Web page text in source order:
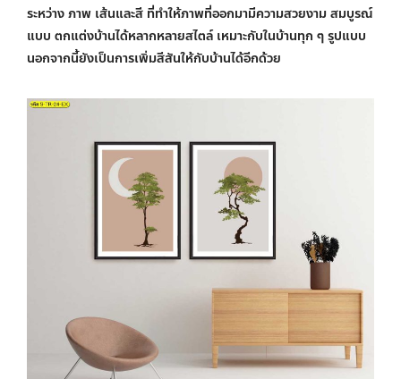
ระหว่าง ภาพ เส้นและสี ที่ทำให้ภาพที่ออกมามีความสวยงาม สมบูรณ์
แบบ ตกแต่งบ้านได้หลากหลายสไตล์ เหมาะกับในบ้านทุก ๆ รูปแบบ
นอกจากนี้ยังเป็นการเพิ่มสีสันให้กับบ้านได้อีกด้วย